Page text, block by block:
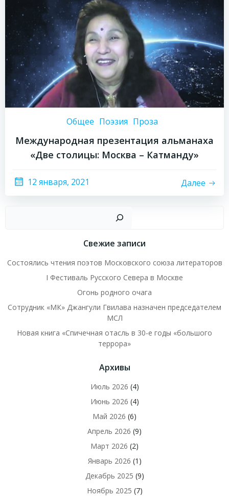
Общее Поэзия Проза
Международная презентация альманаха
«Две столицы: Москва – Катманду»
12 января, 2021 Далее
Свежие записи
Состоялись чтения поэтов Московского союза литераторов
I Фестиваль Русского Севера в Москве
Огонь родного очага
Сотрудник «МК» Джангули Гвилава назначен председателем
МСЛ
Новая книга «Спичечная отасль в 30-е годы «большого
террора»
Архивы
Июль 2026 (4)
Июнь 2026 (4)
Май 2026 (6)
Апрель 2026 (9)
Март 2026 (2)
Январь 2026 (1)
Декабрь 2025 (9)
Ноябрь 2025 (7)